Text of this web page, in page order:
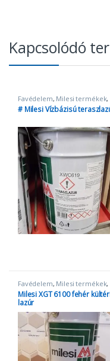
Kapcsolódó
Favédelem, Milesi termékek,
teraszlazúr milesi,Vízbázisú
lazúrok
# Milesi Vízbázisú
Favédelem, Milesi termékek,
Vízbázisú lazúrok
Milesi XGT 6100 fehér
lazúr